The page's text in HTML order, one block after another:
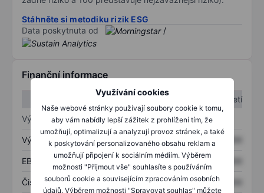
Využívání cookies
Naše webové stránky používají soubory cookie k tomu,
aby vám nabídly lepší zážitek z prohlížení tím, že
umožňují, optimalizují a analyzují provoz stránek, a také
k poskytování personalizovaného obsahu reklam a
umožňují připojení k sociálním médiím. Výběrem
možnosti "Přijmout vše" souhlasíte s používáním
souborů cookie a souvisejícím zpracováním osobních
údajů. Výběrem možnosti "Spravovat souhlas" můžete
Stáhněte si metodiku rizik ESG
Data poskytnuta od
/
Finanční informace
1. čtvrtletí
2. čtvrtletí
Výkaz zisku a ztráty
Výnos XXXXXXX XXXXXXX
EBITDA XXXXXXX XXXXXXX
Čistý příjem XXXXXXX XXXXXXX